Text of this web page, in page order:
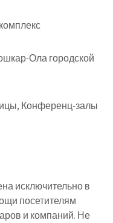
Ола городской
Конференц-залы
исключительно в
посетителям
и компаний. Не